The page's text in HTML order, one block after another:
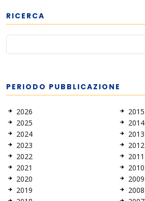
RICERCA
PERIODO PUBBLICAZIONE
2026
2025
2024
2023
2022
2021
2020
2019
2015
2014
2013
2012
2011
2010
2009
2008